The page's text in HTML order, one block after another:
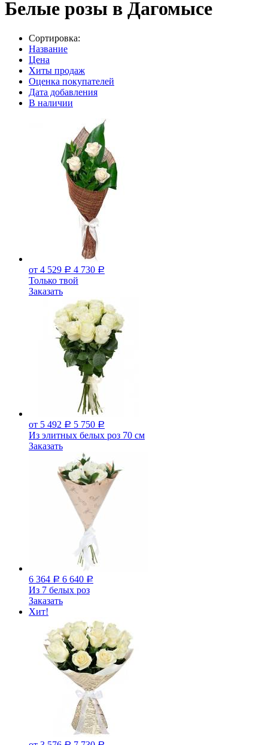
Белые розы в Дагомысе
Сортировка:
Название
Цена
Хиты продаж
Оценка покупателей
Дата добавления
В наличии
от 4 529 Р 4 730 Р
Только твой
Заказать
от 5 492 Р 5 750 Р
Из элитных белых роз 70 см
Заказать
6 364 Р 6 640 Р
Из 7 белых роз
Заказать
Хит!